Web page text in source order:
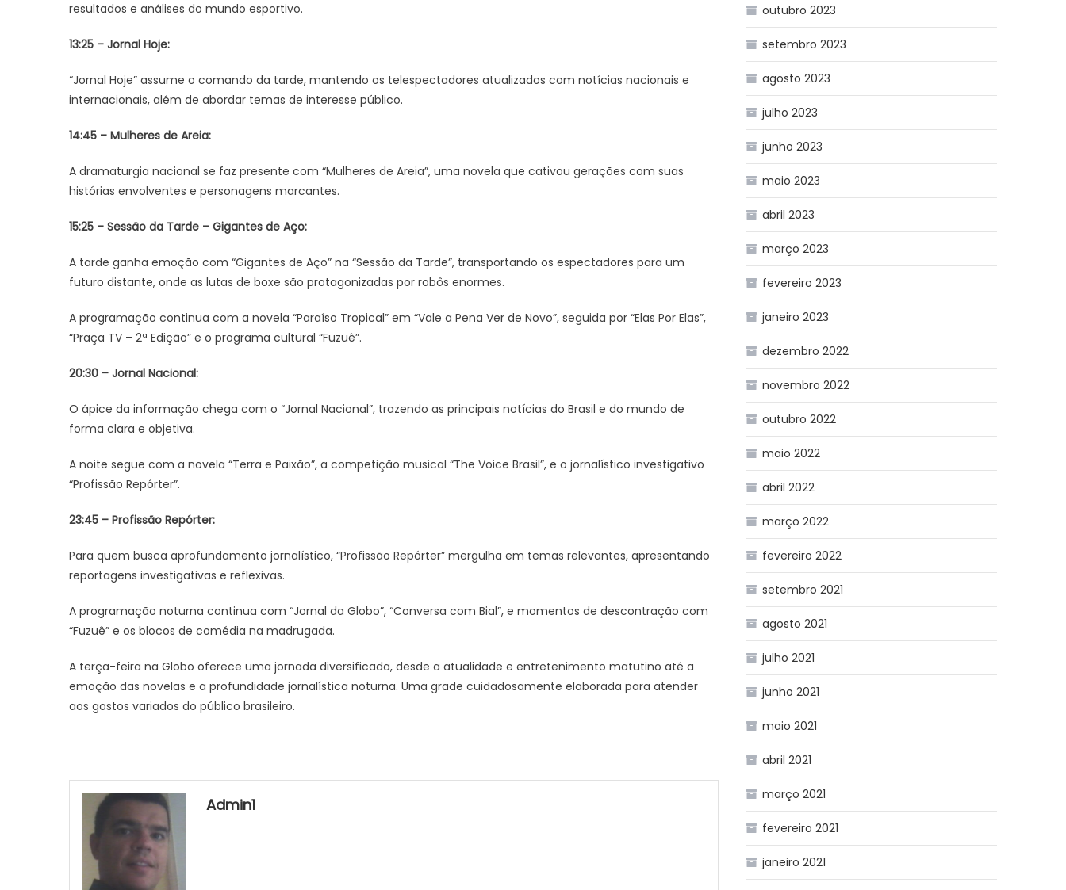
resultados e análises do mundo esportivo.
13:25 – Jornal Hoje:
“Jornal Hoje” assume o comando da tarde, mantendo os telespectadores atualizados com notícias nacionais e
internacionais, além de abordar temas de interesse público.
14:45 – Mulheres de Areia:
A dramaturgia nacional se faz presente com “Mulheres de Areia”, uma novela que cativou gerações com suas
histórias envolventes e personagens marcantes.
15:25 – Sessão da Tarde – Gigantes de Aço:
A tarde ganha emoção com “Gigantes de Aço” na “Sessão da Tarde”, transportando os espectadores para um
futuro distante, onde as lutas de boxe são protagonizadas por robôs enormes.
A programação continua com a novela “Paraíso Tropical” em “Vale a Pena Ver de Novo”, seguida por “Elas Por Elas”,
“Praça TV – 2ª Edição” e o programa cultural “Fuzuê”.
20:30 – Jornal Nacional:
O ápice da informação chega com o “Jornal Nacional”, trazendo as principais notícias do Brasil e do mundo de
forma clara e objetiva.
A noite segue com a novela “Terra e Paixão”, a competição musical “The Voice Brasil”, e o jornalístico investigativo
“Profissão Repórter”.
23:45 – Profissão Repórter:
Para quem busca aprofundamento jornalístico, “Profissão Repórter” mergulha em temas relevantes, apresentando
reportagens investigativas e reflexivas.
A programação noturna continua com “Jornal da Globo”, “Conversa com Bial”, e momentos de descontração com
“Fuzuê” e os blocos de comédia na madrugada.
A terça-feira na Globo oferece uma jornada diversificada, desde a atualidade e entretenimento matutino até a
emoção das novelas e a profundidade jornalística noturna. Uma grade cuidadosamente elaborada para atender
aos gostos variados do público brasileiro.
Admin1
outubro 2023
setembro 2023
agosto 2023
julho 2023
junho 2023
maio 2023
abril 2023
março 2023
fevereiro 2023
janeiro 2023
dezembro 2022
novembro 2022
outubro 2022
maio 2022
abril 2022
março 2022
fevereiro 2022
setembro 2021
agosto 2021
julho 2021
junho 2021
maio 2021
abril 2021
março 2021
fevereiro 2021
janeiro 2021